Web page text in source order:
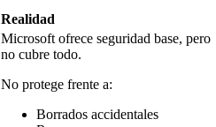
Realidad
Microsoft ofrece seguridad base, pero
no cubre todo.
No protege frente a:
Borrados accidentales